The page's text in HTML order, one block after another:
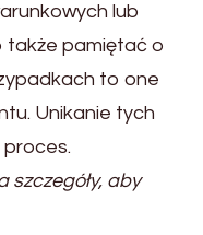
lub
także pamiętać o
to one
Unikanie tych
proces.
szczegóły, aby